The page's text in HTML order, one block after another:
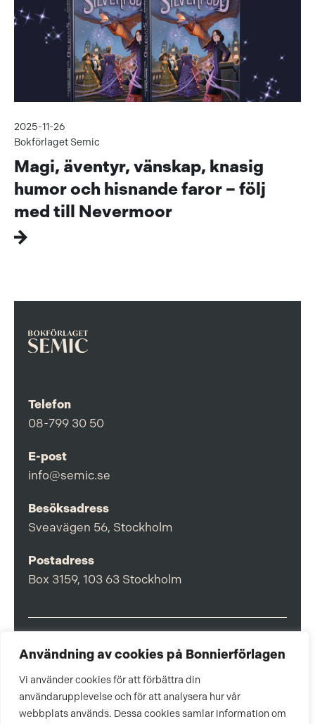
Användning av cookies på Bonnierförlagen
Vi använder cookies för att förbättra din
användarupplevelse och för att analysera hur vår
webbplats används. Dessa cookies samlar information om
2025-11-26
Bokförlaget Semic
Magi, äventyr, vänskap, knasig
humor och hisnande faror – följ
med till Nevermoor
Telefon
08-799 30 50
E-post
info@semic.se
Besöksadress
Sveavägen 56, Stockholm
Postadress
Box 3159, 103 63 Stockholm
Om Bonnierförlagen
Cookies
Integritetspolicy